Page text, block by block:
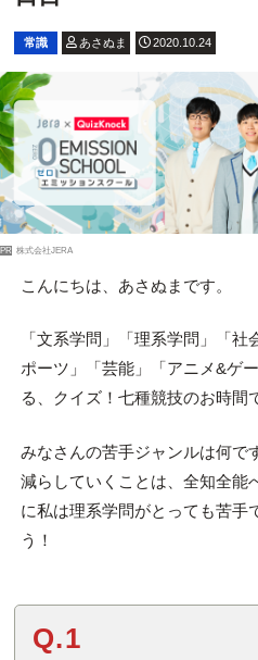
常識 あさぬま 2020.10.24
PR 株式会社JERA
こんにちは、あさぬまです。
「文系学問」「理系学問」「
ポーツ」「芸能」「アニメ&ゲ
る、クイズ！七種競技のお時間
みなさんの苦手ジャンルは何で
減らしていくことは、全知全能
に私は理系学問がとっても苦手
う！
Q.1